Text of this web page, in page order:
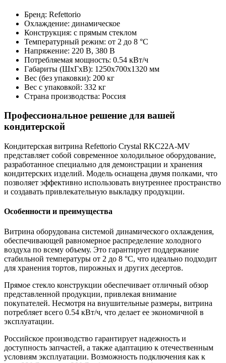
Бренд: Refettorio
Охлаждение: динамическое
Конструкция: с прямым стеклом
Температурный режим: от 2 до 8 °С
Напряжение: 220 В, 380 В
Потребляемая мощность: 0.54 кВт/ч
Габариты (ШxГxВ): 1250x700x1320 мм
Вес (без упаковки): 200 кг
Вес с упаковкой: 332 кг
Страна производства: Россия
Профессиональное решение для вашей
кондитерской
Кондитерская витрина Refettorio Crystal RKC22A-MV
представляет собой современное холодильное оборудование,
разработанное специально для демонстрации и хранения
кондитерских изделий. Модель оснащена двумя полками, что
позволяет эффективно использовать внутреннее пространство
и создавать привлекательную выкладку продукции.
Особенности и преимущества
Витрина оборудована системой динамического охлаждения,
обеспечивающей равномерное распределение холодного
воздуха по всему объему. Это гарантирует поддержание
стабильной температуры от 2 до 8 °С, что идеально подходит
для хранения тортов, пирожных и других десертов.
Прямое стекло конструкции обеспечивает отличный обзор
представленной продукции, привлекая внимание
покупателей. Несмотря на внушительные размеры, витрина
потребляет всего 0.54 кВт/ч, что делает ее экономичной в
эксплуатации.
Российское производство гарантирует надежность и
доступность запчастей, а также адаптацию к отечественным
условиям эксплуатации. Возможность подключения как к